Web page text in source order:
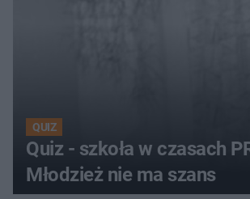
QUIZ
Quiz - szkoła w czasach
Młodzież nie ma szans